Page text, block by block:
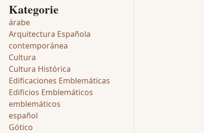
Kategorie
árabe
Arquitectura Española
contemporánea
Cultura
Cultura Histórica
Edificaciones Emblemáticas
Edificios Emblemáticos
emblemáticos
español
Gótico